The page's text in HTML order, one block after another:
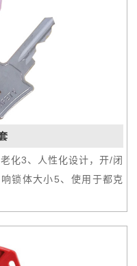
化3、人性化设计，开/闭
锁体大小5、使用于都克